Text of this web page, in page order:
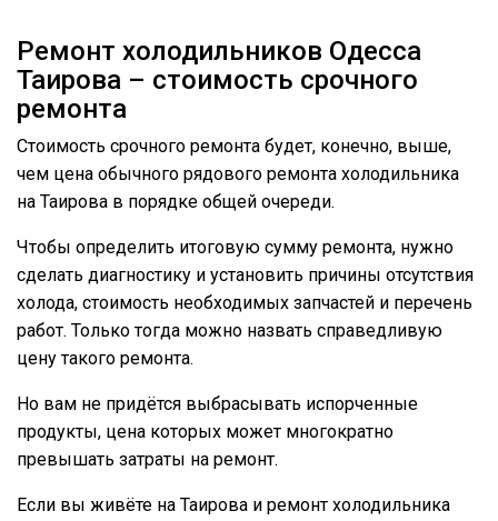
Ремонт холодильников Одесса
Таирова – стоимость срочного
ремонта
Стоимость срочного ремонта будет, конечно, выше,
чем цена обычного рядового ремонта холодильника
на Таирова в порядке общей очереди.
Чтобы определить итоговую сумму ремонта, нужно
сделать диагностику и установить причины отсутствия
холода, стоимость необходимых запчастей и перечень
работ. Только тогда можно назвать справедливую
цену такого ремонта.
Но вам не придётся выбрасывать испорченные
продукты, цена которых может многократно
превышать затраты на ремонт.
Если вы живёте на Таирова и ремонт холодильника